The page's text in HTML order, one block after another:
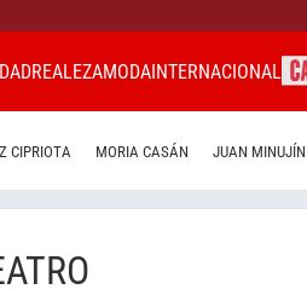
REALEZAMODAINTERNACIONAL
CIPRIOTA MORIA CASÁN JUAN MINUJÍN